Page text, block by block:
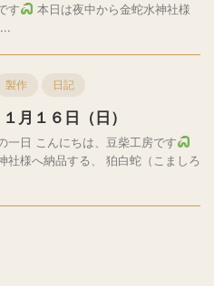
す
本日は夜中から金蛇水神社様
製作 日記
月１６日（日）
一日 こんにちは、豆柴工房です
社様へ納品する、 狛白蛇（こましろ